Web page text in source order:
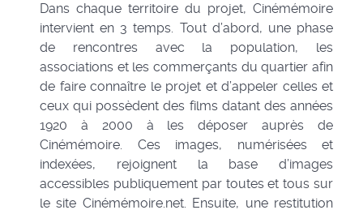
Dans chaque territoire du projet, Cinémémoire
intervient en 3 temps. Tout d’abord, une phase
de rencontres avec la population, les
associations et les commerçants du quartier afin
de faire connaître le projet et d’appeler celles et
ceux qui possèdent des films datant des années
1920 à 2000 à les déposer auprès de
Cinémémoire. Ces images, numérisées et
indexées, rejoignent la base d’images
accessibles publiquement par toutes et tous sur
le site Cinémémoire.net. Ensuite, une restitution